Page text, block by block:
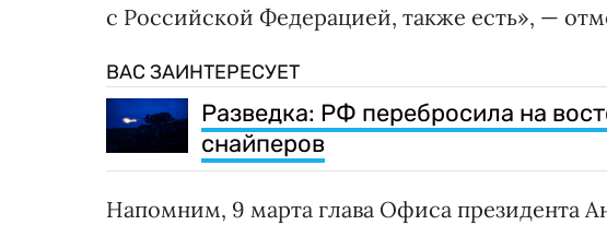
с Российской Федерацией, также есть», —
ВАС ЗАИНТЕРЕСУЕТ
Разведка: РФ перебросила на
снайперов
Напомним, 9 марта глава Офиса президента